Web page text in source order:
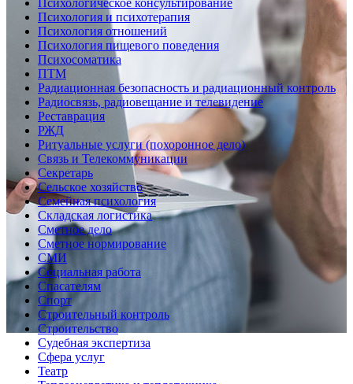
Психологическое консультирование
Психология и психотерапия
Психология отношений
Психология пищевого поведения
Психосоматика
ПТМ
Радиационная безопасность и радиационный контроль
Радиосвязь, радиовещание и телевидение
Реставрация
РЖД
Ритуальные услуги (похоронное дело)
Связь и Телекоммуникации
Секретарь
Сельское хозяйство
Семейная психология
Складская логистика
Сметное дело
Сметное нормирование
СМИ
Социальная работа
Спасателям
Спорт
Строительный контроль
Строительство
Судебная экспертиза
Сфера услуг
Театр